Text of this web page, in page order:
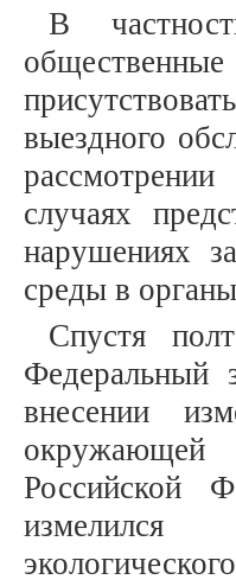
В
выездного
случаях
нарушениях
среды в
Спустя
внесении
окружающей
Российской
измелился